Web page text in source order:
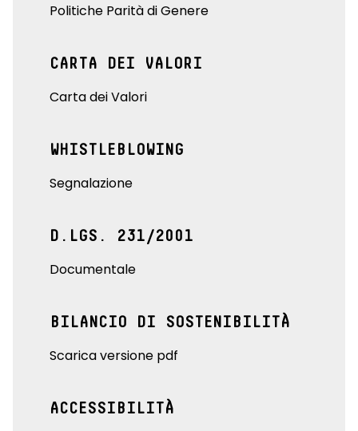
Politiche Parità di Genere
CARTA DEI VALORI
Carta dei Valori
WHISTLEBLOWING
Segnalazione
D.LGS. 231/2001
Documentale
BILANCIO DI SOSTENIBILITÀ
Scarica versione pdf
ACCESSIBILITÀ